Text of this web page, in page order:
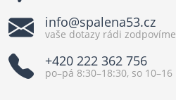
info@spalena53.cz
vaše dotazy rádi zodpovíme
+420 222 362 756
po–pá 8:30–18:30, so 10–16